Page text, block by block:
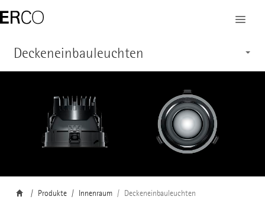
Deckeneinbauleuchten
Produkte Innenraum Deckeneinbauleuchten